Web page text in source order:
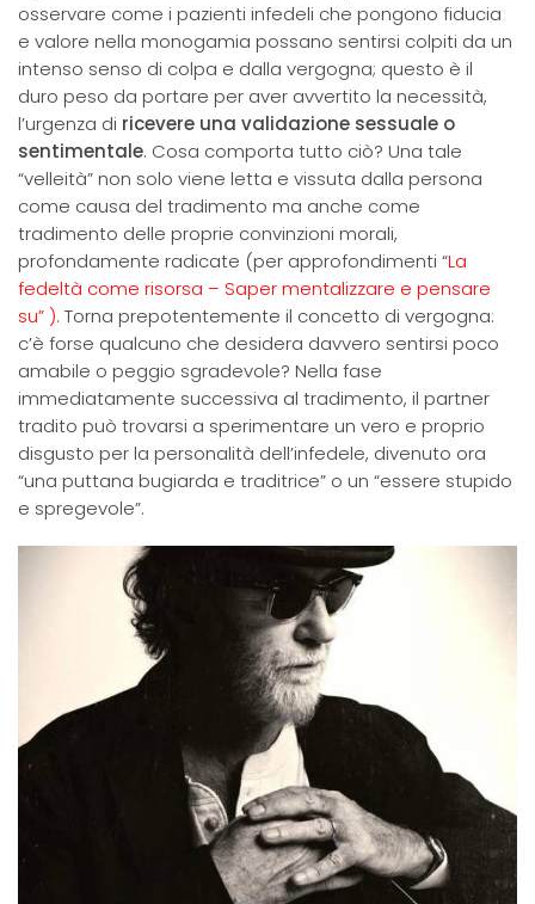
osservare come i pazienti infedeli che pongono fiducia
e valore nella monogamia possano sentirsi colpiti da un
intenso senso di colpa e dalla vergogna; questo è il
duro peso da portare per aver avvertito la necessità,
l’urgenza di ricevere una validazione sessuale o
sentimentale. Cosa comporta tutto ciò? Una tale
“velleità” non solo viene letta e vissuta dalla persona
come causa del tradimento ma anche come
tradimento delle proprie convinzioni morali,
profondamente radicate (per approfondimenti “La
fedeltà come risorsa – Saper mentalizzare e pensare
su” ). Torna prepotentemente il concetto di vergogna:
c’è forse qualcuno che desidera davvero sentirsi poco
amabile o peggio sgradevole? Nella fase
immediatamente successiva al tradimento, il partner
tradito può trovarsi a sperimentare un vero e proprio
disgusto per la personalità dell’infedele, divenuto ora
“una puttana bugiarda e traditrice” o un “essere stupido
e spregevole”.